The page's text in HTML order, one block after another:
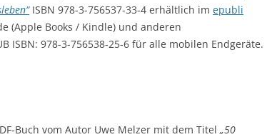
ISBN 978-3-756537-33-4 erhältlich im epubli
(Apple Books / Kindle) und anderen
ISBN: 978-3-756538-25-6 für alle mobilen Endgeräte.
Buch vom Autor Uwe Melzer mit dem Titel „50